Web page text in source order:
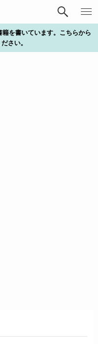
を書いています。こちらから
さい。